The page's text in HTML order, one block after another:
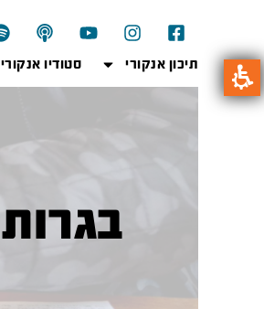
תיכון אנקורי סטודיו אנקורי
בגרות